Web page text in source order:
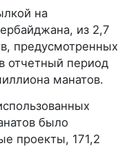
на
из 2,7
предусмотренных
отчетный период
манатов.
было
проекты, 171,2